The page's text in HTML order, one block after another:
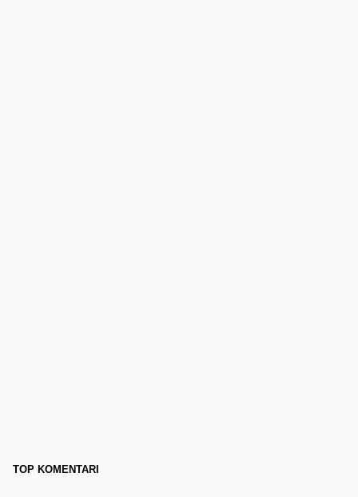
TOP KOMENTARI